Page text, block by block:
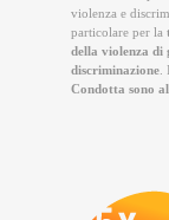
violenza e
particolare per la
della violenza di
discriminazione
Condotta sono